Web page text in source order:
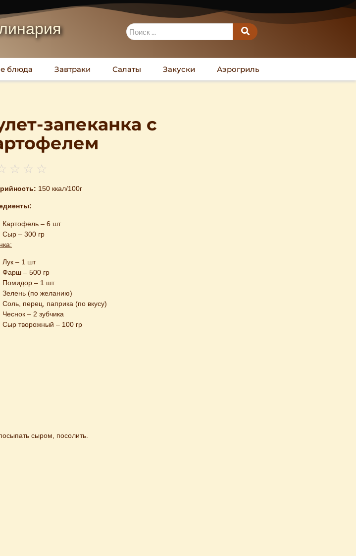
блюда Завтраки Салаты Закуски Аэрогриль
запеканка с
☆ ☆ ☆
150 ккал/100г
Картофель – 6 шт
Сыр – 300 гр
Лук – 1 шт
Фарш – 500 гр
Помидор – 1 шт
Зелень (по желанию)
Соль, перец, паприка (по вкусу)
Чеснок – 2 зубчика
Сыр творожный – 100 гр
сыром, посолить.